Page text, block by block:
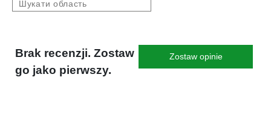
Brak recenzji. Zostaw
go jako pierwszy.
Zostaw opinie